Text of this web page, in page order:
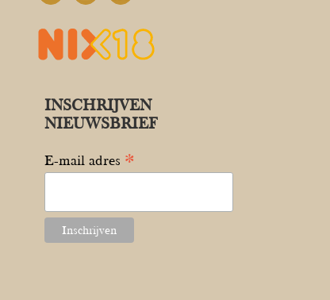
INSCHRIJVEN
NIEUWSBRIEF
E-mail adres *